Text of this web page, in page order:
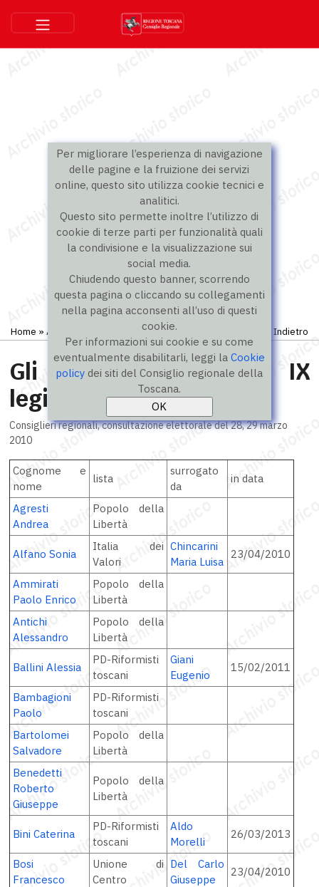
Per migliorare l’esperienza di navigazione
delle pagine e la fruizione dei servizi
online, questo sito utilizza cookie tecnici e
analitici.
Questo sito permette inoltre l’utilizzo di
cookie di terze parti per funzionalità quali
la condivisione e la visualizzazione sui
social media.
Chiudendo questo banner, scorrendo
questa pagina o cliccando su collegamenti
nella pagina acconsenti all’uso di questi
cookie.
Per informazioni sui cookie e su come
eventualmente disabilitarli, leggi laCookie
policy dei siti del Consiglio regionale della
Toscana.
Home » Archivio storico Elezioni regionali Indietro
Gli eletti nella IX
legislatura 2010-2015
Consiglieri regionali, consultazione elettorale del 28, 29 marzo
2010
Cognome e
nome
lista
surrogato
da
in data
Agresti
Andrea
Popolo della
Libertà
Alfano Sonia
Italia dei
Valori
Chincarini
Maria Luisa
23/04/2010
Ammirati
Paolo Enrico
Popolo della
Libertà
Antichi
Alessandro
Popolo della
Libertà
Ballini Alessia
PD-Riformisti
toscani
Giani
Eugenio
15/02/2011
Bambagioni
Paolo
PD-Riformisti
toscani
Bartolomei
Salvadore
Popolo della
Libertà
Benedetti
Roberto
Giuseppe
Popolo della
Libertà
Bini Caterina
PD-Riformisti
toscani
Aldo
Morelli
26/03/2013
Bosi
Francesco
Unione di
Centro
Del Carlo
Giuseppe
23/04/2010